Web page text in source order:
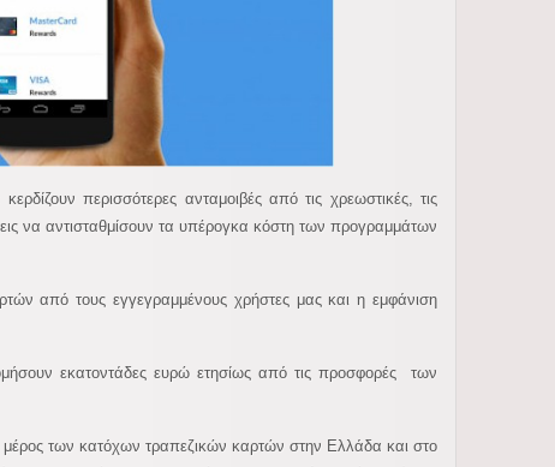
περισσότερες ανταμοιβές από τις χρεωστικές, τις
να αντισταθμίσουν τα υπέρογκα κόστη των προγραμμάτων
από τους εγγεγραμμένους χρήστες μας και η εμφάνιση
εκατοντάδες ευρώ ετησίως από τις προσφορές των
των κατόχων τραπεζικών καρτών στην Ελλάδα και στο